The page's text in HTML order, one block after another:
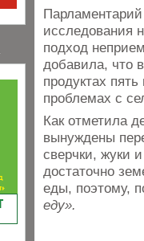
исследования
подход
добавила, что
продуктах
проблемах с
Как отметила
вынуждены
сверчки, жуки
достаточно
еды, поэтому,
еду».